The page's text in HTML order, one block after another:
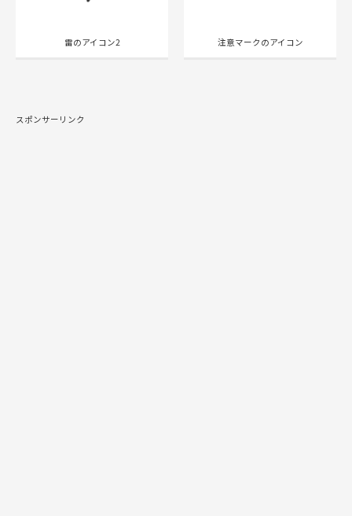
雷のアイコン2 注意マークのアイコン
スポンサーリンク